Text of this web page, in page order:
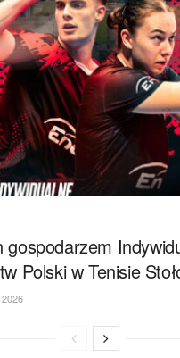
gospodarzem
Polski w Tenisie